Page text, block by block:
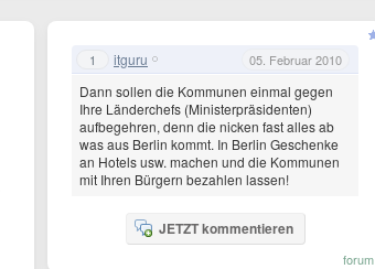
1 itguru 05. Februar 2010
Dann sollen die Kommunen einmal gegen
Ihre Länderchefs (Ministerpräsidenten)
aufbegehren, denn die nicken fast alles ab
was aus Berlin kommt. In Berlin Geschenke
an Hotels usw. machen und die Kommunen
mit Ihren Bürgern bezahlen lassen!
JETZT kommentieren
forum